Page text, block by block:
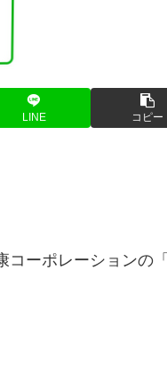
LINE コピー
コーポレーションの